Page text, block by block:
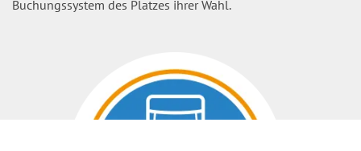
Buchungssystem des Platzes ihrer Wahl.